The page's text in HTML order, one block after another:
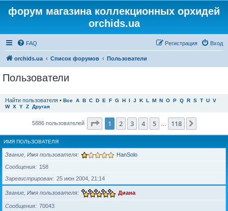
форум магазина коллекционных орхидей
orchids.ua
FAQ Вход
Регистрация
orchids.ua Список форумов Пользователи
Пользователи
Найти пользователя • Все A B C D E F G H I J K L M N O P Q R S T U V
W X Y Z Другая
5886 пользователей Страница из 118
1 2 3 4 5 118
ИМЯ ПОЛЬЗОВАТЕЛЯ
Звание, Имя пользователя HanSolo
Сообщения
158
Зарегистрирован
25 июн 2004, 21:14
Звание, Имя пользователя Диана
Сообщения
70043